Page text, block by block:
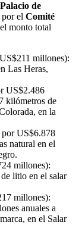
Palacio de
por el Comité
monto total
millones):
Las Heras,
US$2.486
kilómetros de
en la
US$6.878
natural en el
millones):
litio en el salar
millones):
anuales a
en el Salar